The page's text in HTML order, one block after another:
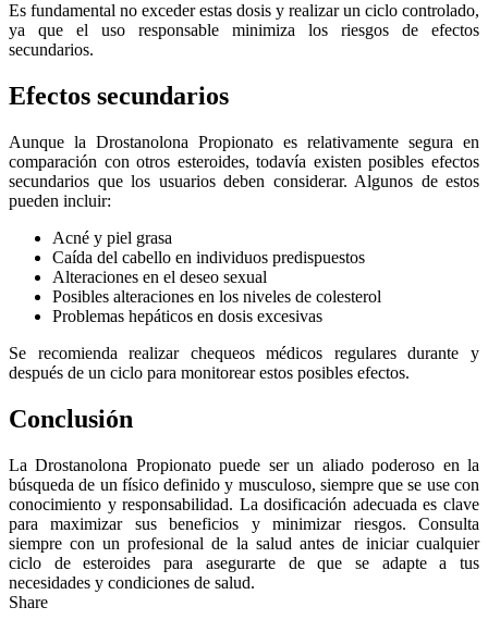
Es fundamental no exceder estas dosis y realizar un ciclo controlado,
ya que el uso responsable minimiza los riesgos de efectos
secundarios.
Efectos secundarios
Aunque la Drostanolona Propionato es relativamente segura en
comparación con otros esteroides, todavía existen posibles efectos
secundarios que los usuarios deben considerar. Algunos de estos
pueden incluir:
Acné y piel grasa
Caída del cabello en individuos predispuestos
Alteraciones en el deseo sexual
Posibles alteraciones en los niveles de colesterol
Problemas hepáticos en dosis excesivas
Se recomienda realizar chequeos médicos regulares durante y
después de un ciclo para monitorear estos posibles efectos.
Conclusión
La Drostanolona Propionato puede ser un aliado poderoso en la
búsqueda de un físico definido y musculoso, siempre que se use con
conocimiento y responsabilidad. La dosificación adecuada es clave
para maximizar sus beneficios y minimizar riesgos. Consulta
siempre con un profesional de la salud antes de iniciar cualquier
ciclo de esteroides para asegurarte de que se adapte a tus
necesidades y condiciones de salud.
Share